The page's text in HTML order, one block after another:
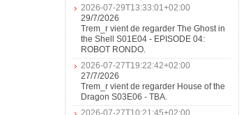
2026-07-29T13:33:01+02:00
29/7/2026
Trem_r vient de regarder The Ghost in
the Shell S01E04 - EPISODE 04:
ROBOT RONDO.
2026-07-27T19:22:42+02:00
27/7/2026
Trem_r vient de regarder House of the
Dragon S03E06 - TBA.
2026-07-27T10:21:45+02:00